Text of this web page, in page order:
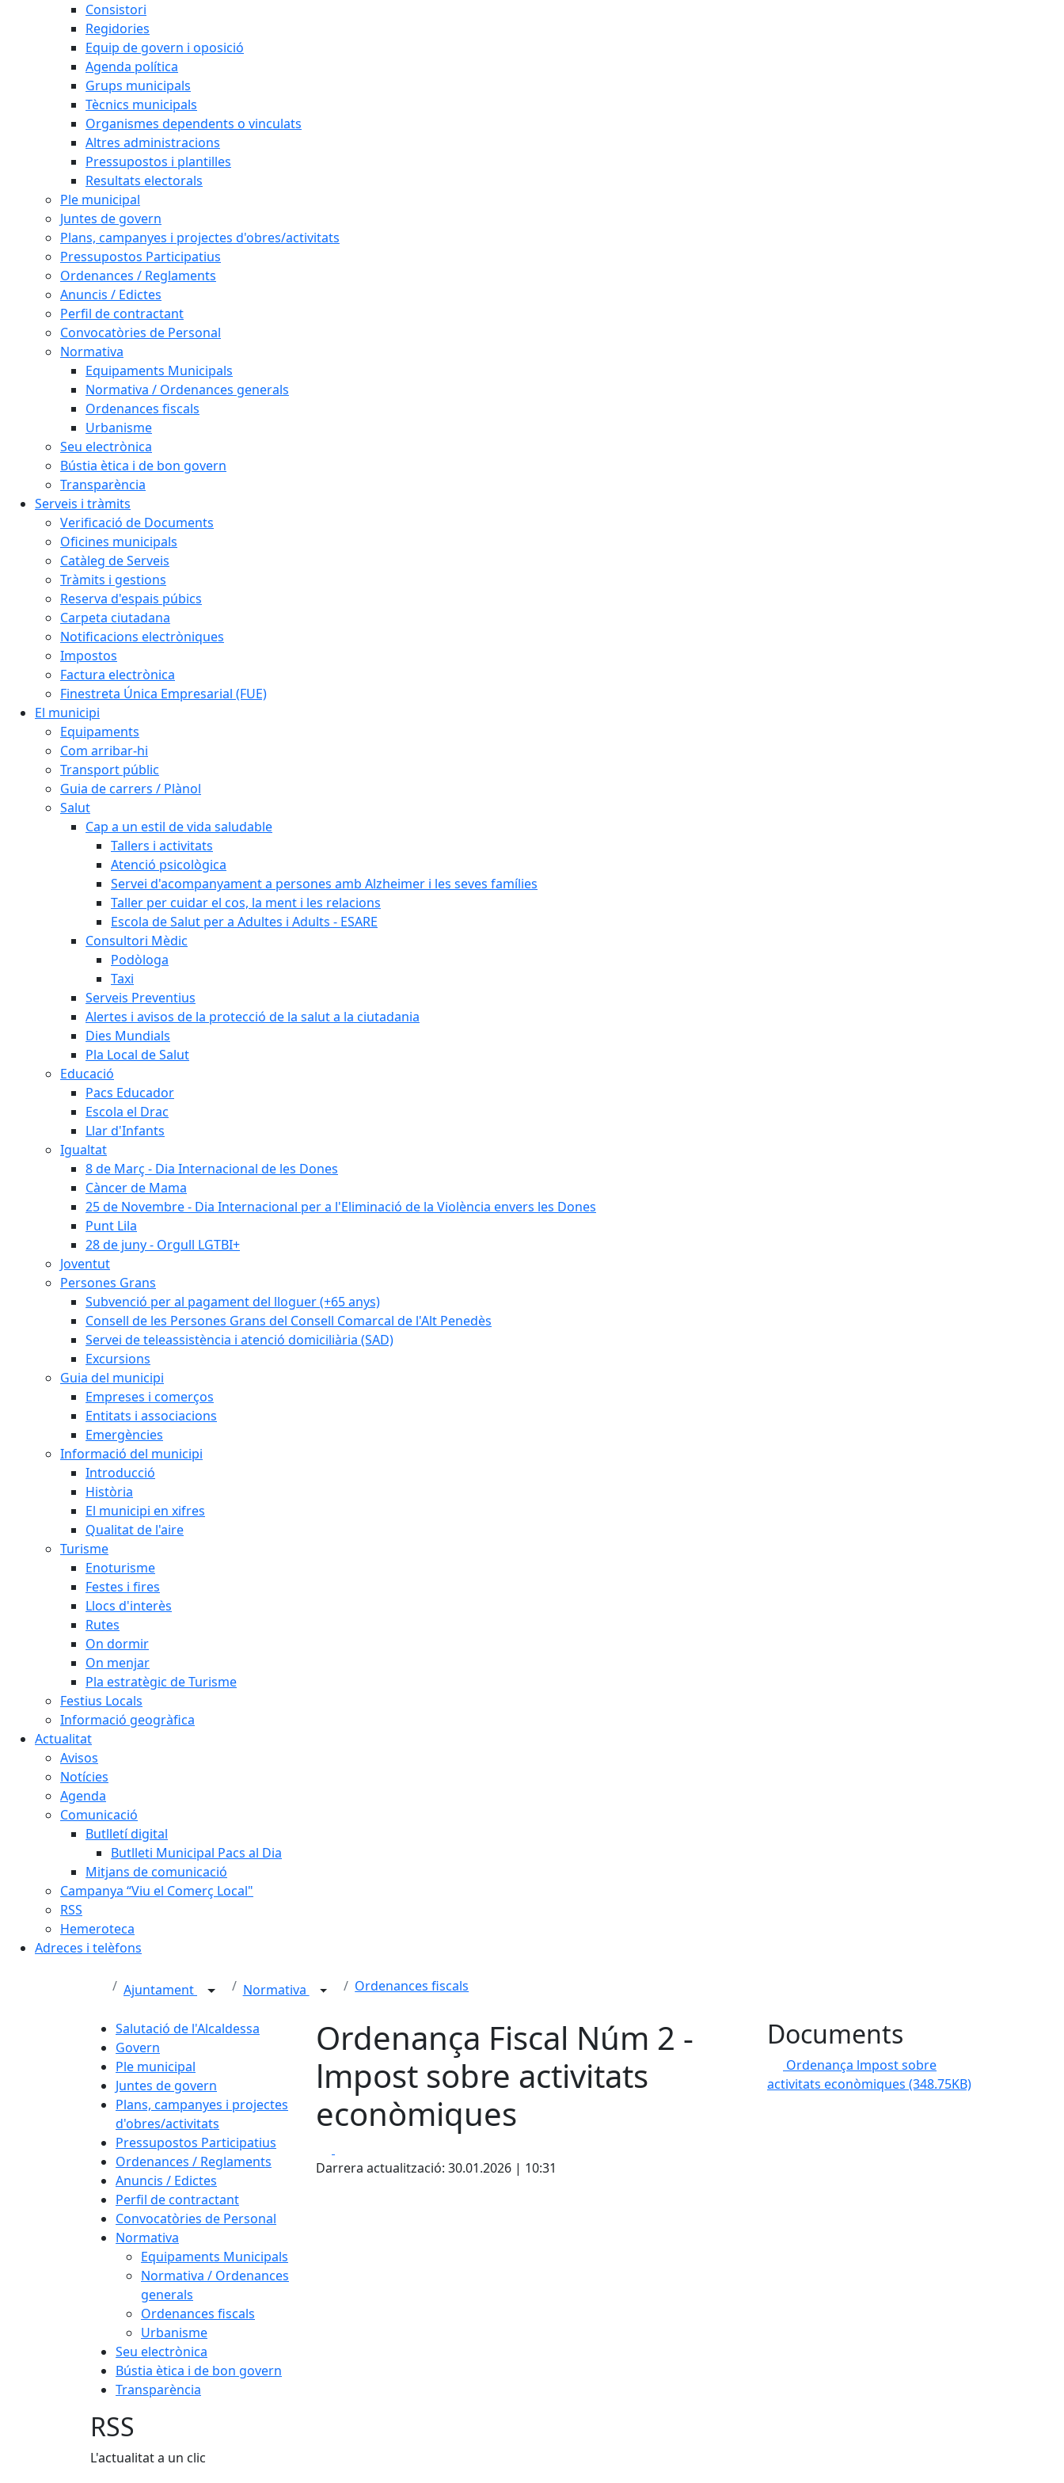
Consistori
Regidories
Equip de govern i oposició
Agenda política
Grups municipals
Tècnics municipals
Organismes dependents o vinculats
Altres administracions
Pressupostos i plantilles
Resultats electorals
Ple municipal
Juntes de govern
Plans, campanyes i projectes d'obres/activitats
Pressupostos Participatius
Ordenances / Reglaments
Anuncis / Edictes
Perfil de contractant
Convocatòries de Personal
Normativa
Equipaments Municipals
Normativa / Ordenances generals
Ordenances fiscals
Urbanisme
Seu electrònica
Bústia ètica i de bon govern
Transparència
Serveis i tràmits
Verificació de Documents
Oficines municipals
Catàleg de Serveis
Tràmits i gestions
Reserva d'espais púbics
Carpeta ciutadana
Notificacions electròniques
Impostos
Factura electrònica
Finestreta Única Empresarial (FUE)
El municipi
Equipaments
Com arribar-hi
Transport públic
Guia de carrers / Plànol
Salut
Cap a un estil de vida saludable
Tallers i activitats
Atenció psicològica
Servei d'acompanyament a persones amb Alzheimer i les seves famílies
Taller per cuidar el cos, la ment i les relacions
Escola de Salut per a Adultes i Adults - ESARE
Consultori Mèdic
Podòloga
Taxi
Serveis Preventius
Alertes i avisos de la protecció de la salut a la ciutadania
Dies Mundials
Pla Local de Salut
Educació
Pacs Educador
Escola el Drac
Llar d'Infants
Igualtat
8 de Març - Dia Internacional de les Dones
Càncer de Mama
25 de Novembre - Dia Internacional per a l'Eliminació de la Violència envers les Dones
Punt Lila
28 de juny - Orgull LGTBI+
Joventut
Persones Grans
Subvenció per al pagament del lloguer (+65 anys)
Consell de les Persones Grans del Consell Comarcal de l'Alt Penedès
Servei de teleassistència i atenció domiciliària (SAD)
Excursions
Guia del municipi
Empreses i comerços
Entitats i associacions
Emergències
Informació del municipi
Introducció
Història
El municipi en xifres
Qualitat de l'aire
Turisme
Enoturisme
Festes i fires
Llocs d'interès
Rutes
On dormir
On menjar
Pla estratègic de Turisme
Festius Locals
Informació geogràfica
Actualitat
Avisos
Notícies
Agenda
Comunicació
Butlletí digital
Butlleti Municipal Pacs al Dia
Mitjans de comunicació
Campanya “Viu el Comerç Local"
RSS
Hemeroteca
Adreces i telèfons
Ajuntament Normativa Ordenances fiscals
Salutació de l'Alcaldessa
Govern
Ple municipal
Juntes de govern
Plans, campanyes i projectes
d'obres/activitats
Pressupostos Participatius
Ordenances / Reglaments
Anuncis / Edictes
Perfil de contractant
Convocatòries de Personal
Normativa
Equipaments Municipals
Normativa / Ordenances
generals
Ordenances fiscals
Urbanisme
Seu electrònica
Bústia ètica i de bon govern
Transparència
Ordenança Fiscal Núm 2 -
lmpost sobre activitats
econòmiques
Darrera actualització: 30.01.2026 | 10:31
Documents
Ordenança lmpost sobre
activitats econòmiques (348.75KB)
RSS
L'actualitat a un clic